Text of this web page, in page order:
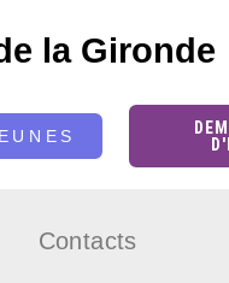
la Gironde
Contacts